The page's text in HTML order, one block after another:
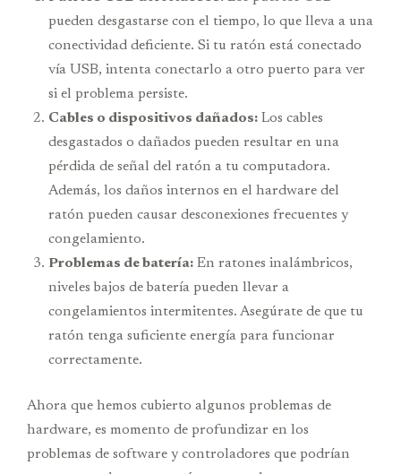
pueden desgastarse con el tiempo, lo que lleva a una
conectividad deficiente. Si tu ratón está conectado
vía USB, intenta conectarlo a otro puerto para ver
si el problema persiste.
Cables o dispositivos dañados: Los cables
desgastados o dañados pueden resultar en una
pérdida de señal del ratón a tu computadora.
Además, los daños internos en el hardware del
ratón pueden causar desconexiones frecuentes y
congelamiento.
Problemas de batería: En ratones inalámbricos,
niveles bajos de batería pueden llevar a
congelamientos intermitentes. Asegúrate de que tu
ratón tenga suficiente energía para funcionar
correctamente.
Ahora que hemos cubierto algunos problemas de
hardware, es momento de profundizar en los
problemas de software y controladores que podrían